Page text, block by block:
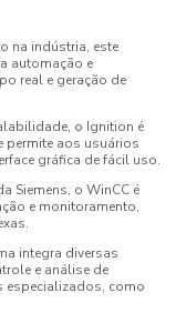
na indústria, este
automação e
real e geração de
o Ignition é
permite aos usuários
gráfica de fácil uso.
Siemens, o WinCC é
e monitoramento,
integra diversas
e análise de
especializados, como